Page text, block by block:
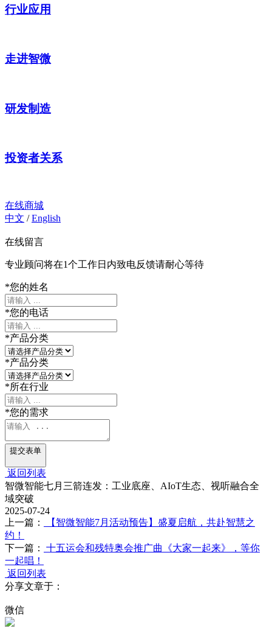
行业应用
走进智微
研发制造
投资者关系
在线商城
中文 /English
在线留言
专业顾问将在1个工作日内致电反馈请耐心等待
*您的姓名
*您的电话
*产品分类
*产品分类
*所在行业
*您的需求
提交表单
返回列表
智微智能七月三箭连发：工业底座、AIoT生态、视听融合全
域突破
2025-07-24
上一篇：
【智微智能7月活动预告】盛夏启航，共赴智慧之
约！
下一篇：
十五运会和残特奥会推广曲《大家一起来》，等你
一起唱！
返回列表
分享文章于：
微信